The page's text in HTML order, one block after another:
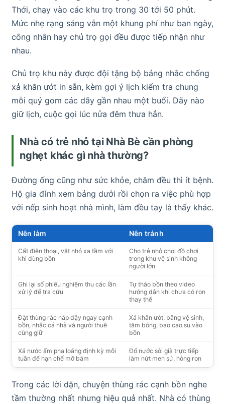
Thới, chạy vào các khu trọ trong 30 tới 50 phút.
Mức nhẹ rạng sáng vẫn một khung phí như ban ngày,
công nhân hay chủ trọ gọi đều được tiếp nhận như
nhau.
Chủ trọ khu này được đội tặng bộ bảng nhắc chống
xả khăn ướt in sẵn, kèm gợi ý lịch kiểm tra chung
mỗi quý gom các dãy gần nhau một buổi. Dãy nào
giữ lịch, cuộc gọi lúc nửa đêm thưa hẳn.
Nhà có trẻ nhỏ tại Nhà Bè cần phòng
nghẹt khác gì nhà thường?
Đường ống cũng như sức khỏe, chăm đều thì ít bệnh.
Hộ gia đình xem bảng dưới rồi chọn ra việc phù hợp
với nếp sinh hoạt nhà mình, làm đều tay là thấy khác.
Nên làm Nên tránh
Cất điện thoại, vật nhỏ xa tầm với
khi dùng bồn
Cho trẻ nhỏ chơi đồ chơi
trong khu vệ sinh không
người lớn
Ghi lại số phiếu nghiệm thu các lần
xử lý để tra cứu
Tự tháo bồn theo video
hướng dẫn khi chưa có ron
thay thế
Đặt thùng rác nắp đậy ngay cạnh
bồn, nhắc cả nhà và người thuê
cùng giữ
Xả khăn ướt, băng vệ sinh,
tăm bông, bao cao su vào
bồn
Xả nước ấm pha loãng định kỳ mỗi
tuần để hạn chế mỡ bám
Đổ nước sôi già trực tiếp
làm nứt men sứ, hỏng ron
Trong các lời dặn, chuyện thùng rác cạnh bồn nghe
tầm thường nhất nhưng hiệu quả nhất. Nhà có thùng